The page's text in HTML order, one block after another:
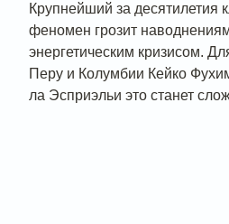
Крупнейший за десятилетия
феномен грозит
энергетическим кризисом.
Перу и Колумбии Кейко
ла Эсприэльи это станет